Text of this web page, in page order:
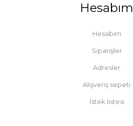
Hesabım
Hesabım
Siparişler
Adresler
Alışveriş sepeti
İstek listesi